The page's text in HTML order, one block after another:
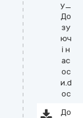
у_
До
зу
юч
і н
ас
ос
и.d
oc
До